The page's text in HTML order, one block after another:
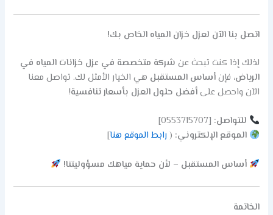
اتصل بنا الآن لعزل خزان المياه الخاص بك!
لذلك إذا كنت تبحث عن شركة متخصصة في عزل خزانات المياه في
الرياض، فإنأساس المستقبل هي الخيار الأمثل لك. تواصل معنا
الآن واحصل علىأفضل حلول العزل بأسعار تنافسية!
للتواصل: [0553715707]
الموقع الإلكتروني: ( رابط الموقع هنا]
أساس المستقبل – لأن حماية مياهك مسؤوليتنا!
الخاتمة